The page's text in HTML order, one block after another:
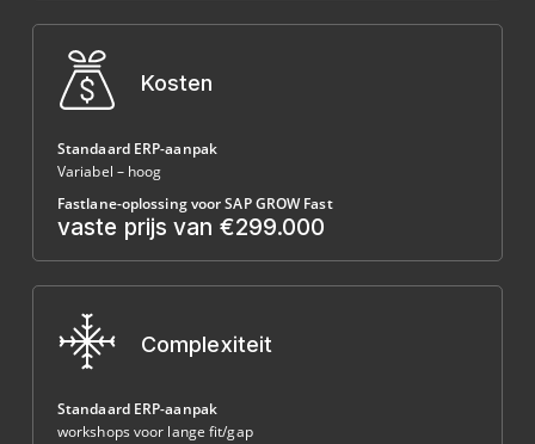
Kosten
Standaard ERP-aanpak
Variabel – hoog
Fastlane-oplossing voor SAP GROW Fast
vaste prijs van €299.000
Complexiteit
Standaard ERP-aanpak
workshops voor lange fit/gap